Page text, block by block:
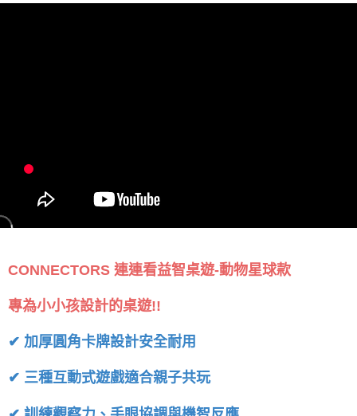
CONNECTORS 連連看益智桌遊-動物星球款
專為小小孩設計的桌遊!!
✔ 加厚圓角卡牌設計安全耐用
✔ 三種互動式遊戲適合親子共玩